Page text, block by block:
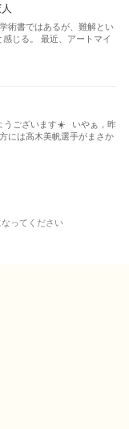
術書ではあるが、難解とい
じる。 最近、アートマイ
ございます☀️ いやぁ，昨
には高木美帆選手がまさか
ってください